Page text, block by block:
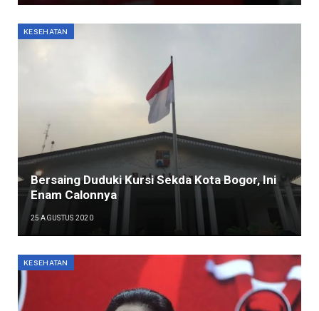
KESEHATAN
Bersaing Duduki Kursi Sekda Kota Bogor, Ini
Enam Calonnya
25 AGUSTUS 2020
KESEHATAN